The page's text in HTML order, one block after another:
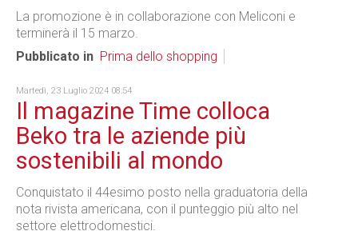
La promozione è in collaborazione con Meliconi e
terminerà il 15 marzo.
Pubblicato in Prima dello shopping
Martedì, 23 Luglio 2024 08:54
Il magazine Time colloca
Beko tra le aziende più
sostenibili al mondo
Conquistato il 44esimo posto nella graduatoria della
nota rivista americana, con il punteggio più alto nel
settore elettrodomestici.